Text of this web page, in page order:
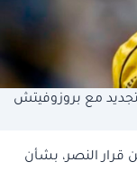
مع بروزوفيتش
النصر، بشأن